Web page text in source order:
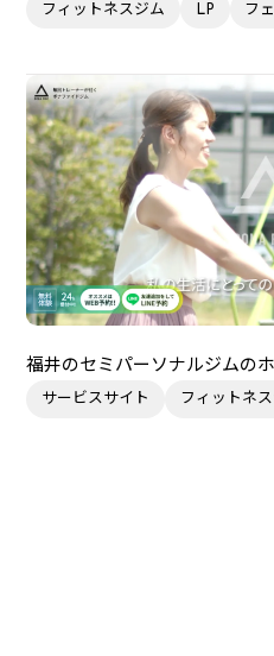
フィットネスジム LP フ
福井のセミパーソナルジムの
サービスサイト フィットネ